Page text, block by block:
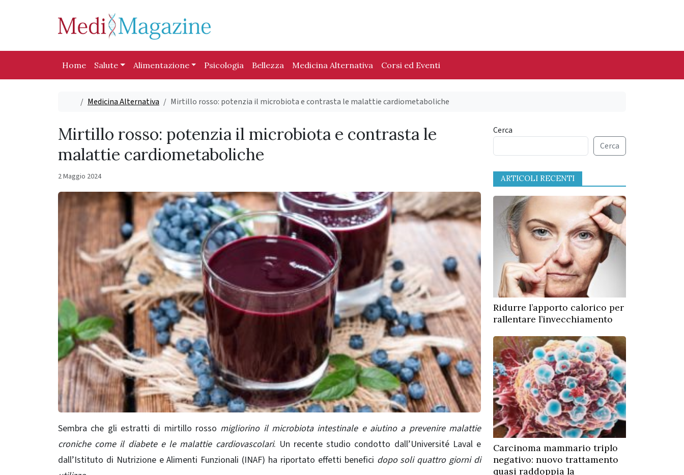
Home Salute Alimentazione Psicologia Bellezza Medicina Alternativa Corsi ed Eventi
HomeMedicina Alternativa Mirtillo rosso: potenzia il microbiota e contrasta le malattie cardiometaboliche
Mirtillo rosso: potenzia il microbiota e contrasta le
malattie cardiometaboliche
2 Maggio 2024
Sembra che gli estratti di mirtillo rosso migliorino il microbiota intestinale e aiutino a prevenire malattie
croniche come il diabete e le malattie cardiovascolari. Un recente studio condotto dall’Université Laval e
dall’Istituto di Nutrizione e Alimenti Funzionali (INAF) ha riportato effetti benefici dopo soli quattro giorni di
Cerca
Cerca
ARTICOLI RECENTI
Ridurre l’apporto calorico per
rallentare l’invecchiamento
Carcinoma mammario triplo
negativo: nuovo trattamento
quasi raddoppia la